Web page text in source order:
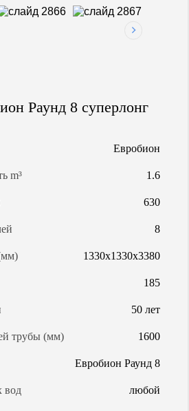
Раунд 8 суперлонг
Евробион
m³ 1.6
630
8
1330х1330х3380
185
50 лет
трубы (мм) 1600
Евробион Раунд 8
вод любой